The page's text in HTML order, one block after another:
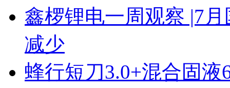
鑫椤锂电一周观察 |7
减少
蜂行短刀3.0+混合固